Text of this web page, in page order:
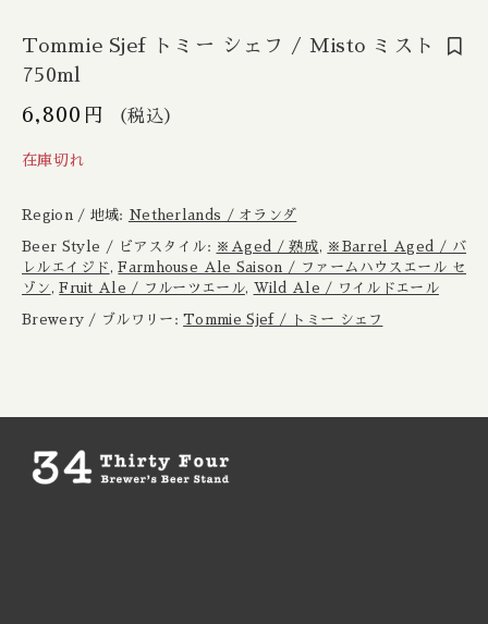
Tommie Sjef トミー シェフ / Misto ミスト
750ml
6,800 円 （税込）
在庫切れ
Region / 地域: Netherlands / オランダ
Beer Style / ビアスタイル: ※Aged / 熟成, ※Barrel Aged / バ
レルエイジド ,
Farmhouse Ale Saison / ファームハウスエール セ
ゾン , Fruit Ale / フルーツエール, Wild Ale / ワイルドエール
Brewery / ブルワリー:Tommie Sjef / トミー シェフ
Belching Beaver / ベルチングビーバー
Brewheart / ブルーハート
BreWskey / ブリュースキー
Brouwerij West / ブリュワリー ウェスト
Republic of Latvia / ラトビア共和国
Republic of Poland / ポーランド共和国
Scotland / スコットランド
USA / アメリカ